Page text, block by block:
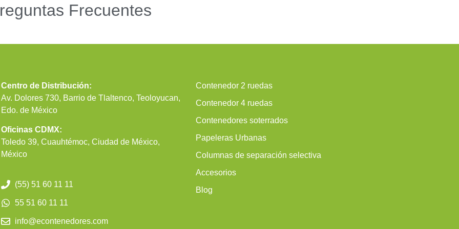
Frecuentes
Centro de Distribución:
Av. Dolores 730, Barrio de Tlaltenco, Teoloyucan,
Edo. de México
Oficinas CDMX:
Toledo 39, Cuauhtémoc, Ciudad de México,
México
(55) 51 60 11 11
55 51 60 11 11
info@econtenedores.com
Contenedor 2 ruedas
Contenedor 4 ruedas
Contenedores soterrados
Papeleras Urbanas
Columnas de separación selectiva
Accesorios
Blog